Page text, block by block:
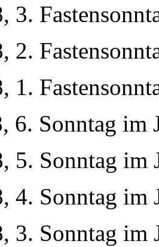
3.
2.
1.
6. Sonntag im
5. Sonntag im
4. Sonntag im
3. Sonntag im